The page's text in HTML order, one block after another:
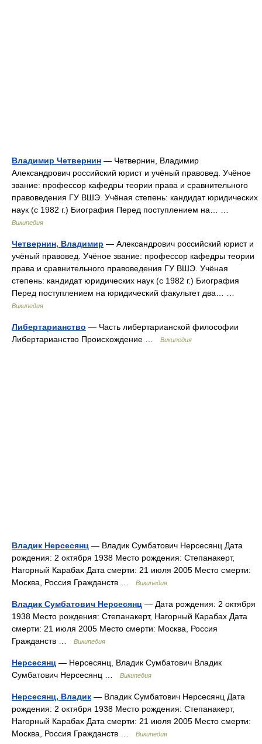
Владимир Четвернин — Четвернин, Владимир
Александрович российский юрист и учёный правовед. Учёное
звание: профессор кафедры теории права и сравнительного
правоведения ГУ ВШЭ. Учёная степень: кандидат юридических
наук (с 1982 г.) Биография Перед поступлением на… …
Википедия
Четвернин, Владимир — Александрович российский юрист и
учёный правовед. Учёное звание: профессор кафедры теории
права и сравнительного правоведения ГУ ВШЭ. Учёная
степень: кандидат юридических наук (с 1982 г.) Биография
Перед поступлением на юридический факультет два… …
Википедия
Либертарианство — Часть либертарианской философии
Либертарианство Происхождение …
Википедия
Владик Нерсесянц — Владик Сумбатович Нерсесянц Дата
рождения: 2 октября 1938 Место рождения: Степанакерт,
Нагорный Карабах Дата смерти: 21 июля 2005 Место смерти:
Москва, Россия Гражданств …
Википедия
Владик Сумбатович Нерсесянц — Дата рождения: 2 октября
1938 Место рождения: Степанакерт, Нагорный Карабах Дата
смерти: 21 июля 2005 Место смерти: Москва, Россия
Гражданств …
Википедия
Нерсесянц — Нерсесянц, Владик Сумбатович Владик
Сумбатович Нерсесянц …
Википедия
Нерсесянц, Владик — Владик Сумбатович Нерсесянц Дата
рождения: 2 октября 1938 Место рождения: Степанакерт,
Нагорный Карабах Дата смерти: 21 июля 2005 Место смерти:
Москва, Россия Гражданств …
Википедия